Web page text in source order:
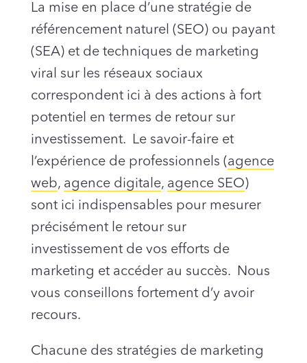
La mise en place d’une stratégie de
référencement naturel (SEO) ou payant
(SEA) et de techniques de marketing
viral sur les réseaux sociaux
correspondent ici à des actions à fort
potentiel en termes de retour sur
investissement. Le savoir-faire et
l’expérience de professionnels (agence
web, agence digitale, agence SEO)
sont ici indispensables pour mesurer
précisément le retour sur
investissement de vos efforts de
marketing et accéder au succès. Nous
vous conseillons fortement d’y avoir
recours.
Chacune des stratégies de marketing